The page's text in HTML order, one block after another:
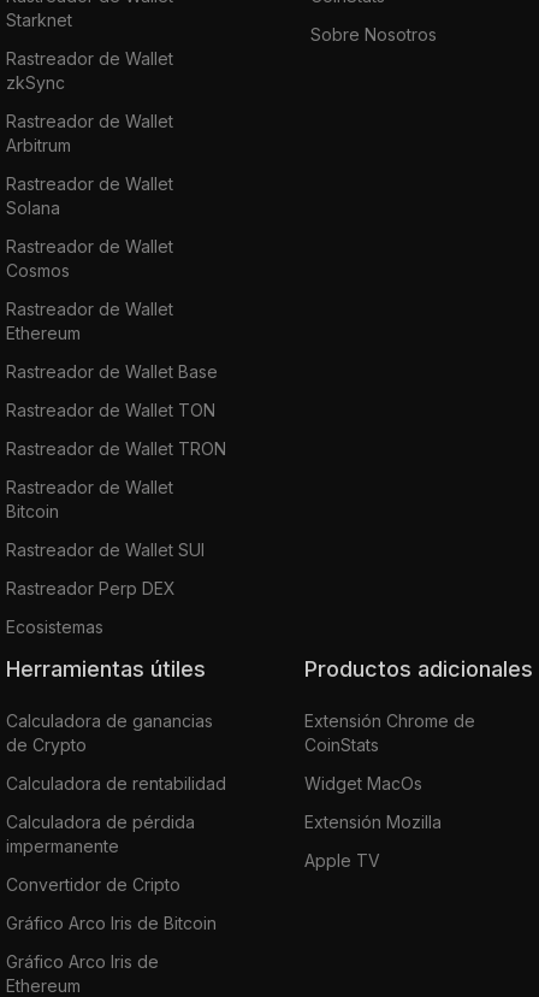
Starknet
Rastreador de Wallet
zkSync
Rastreador de Wallet
Arbitrum
Rastreador de Wallet
Solana
Rastreador de Wallet
Cosmos
Rastreador de Wallet
Ethereum
Rastreador de Wallet Base
Rastreador de Wallet TON
Rastreador de Wallet TRON
Rastreador de Wallet
Bitcoin
Rastreador de Wallet SUI
Rastreador Perp DEX
Ecosistemas
Sobre Nosotros
Herramientas útiles
Calculadora de ganancias
de Crypto
Calculadora de rentabilidad
Calculadora de pérdida
impermanente
Convertidor de Cripto
Gráfico Arco Iris de Bitcoin
Gráfico Arco Iris de
Ethereum
Productos adicionales
Extensión Chrome de
CoinStats
Widget MacOs
Extensión Mozilla
Apple TV